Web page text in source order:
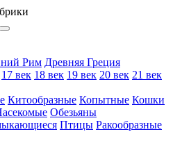
Рим Древняя Греция
17 век 18 век 19 век 20 век 21 век
Китообразные Копытные Кошки
Обезьяны
Птицы Ракообразные